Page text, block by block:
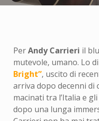
PerAndy Carrieri il
mutevole, umano. Lo
Bright”, uscito di
arriva dopo decenni di
macinati tra l’Italia e
dopo una lunga